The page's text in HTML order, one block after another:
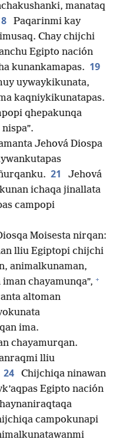
manataq
Paqarinmi kay
Chay chijchi
Egipto nación
kunankamapas. 19
uywaykikunata,
kaqniykikunatapas.
qhepakunqa
Jehová Diospa
21
Jehová
ichaqa jinallata
campopi
Moisesta nirqan:
lliu Egiptopi chijchi
animalkunaman,
chayamunqa”, +
altoman
ima.
chayamurqan.
lliu
24
Chijchiqa ninawan
Egipto nación
campokunapi